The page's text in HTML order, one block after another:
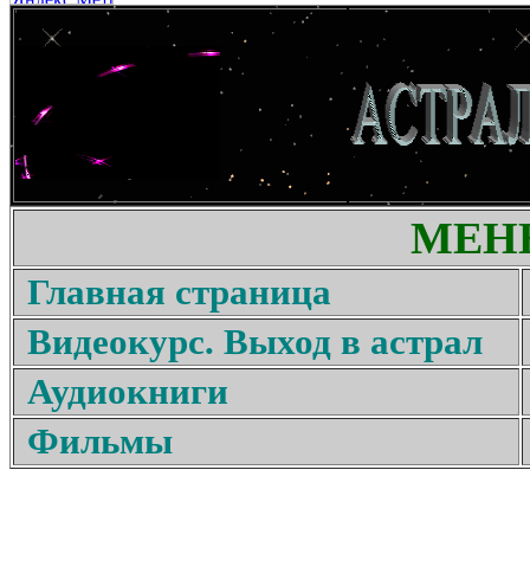
Главная страница
Видеокурс. Выход в астрал
Аудиокниги
Фильмы